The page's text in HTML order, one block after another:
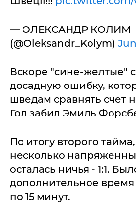
— ОЛЕКСАНДР КОЛИМ
(@Oleksandr_Kolym)
Вскоре "сине-желтые"
досадную ошибку,
шведам сравнять счет
Гол забил Эмиль
По итогу второго
несколько
осталась ничья - 1:1.
дополнительное время
по 15 минут.